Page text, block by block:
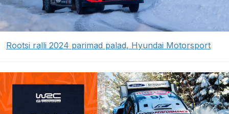
Rootsi ralli 2024 parimad palad, Hyundai Motorsport